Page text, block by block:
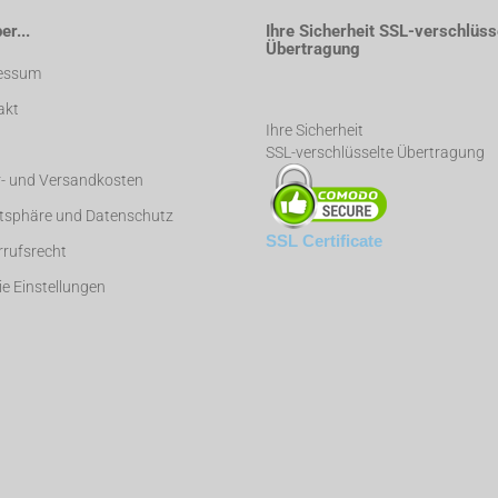
und Versandkosten
und Datenschutz
Einstellungen
Ihre Sicherheit SSL-
Übertragung
Ihre Sicherheit
SSL-verschlüsselte Übertragung
SSL Certificate